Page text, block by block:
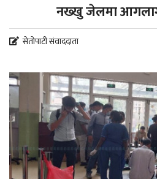
नख्खु जेलमा
सेतोपाटी संवाददाता